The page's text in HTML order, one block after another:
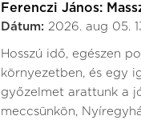
Ferenczi János:
Dátum: 2026. aug 05.
Hosszú idő, egészen
környezetben, és egy
győzelmet arattunk a
meccsünkön,